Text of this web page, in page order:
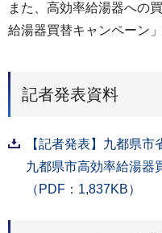
また、高効率給湯器への
給湯器買替キャンペーン
記者発表資料
【記者発表】九都県
九都県市高効率給湯器
（PDF：1,837KB）